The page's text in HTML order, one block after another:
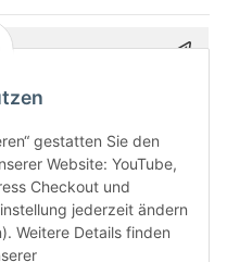
gestatten Sie den
Website: YouTube,
Checkout und
jederzeit ändern
Weitere Details finden